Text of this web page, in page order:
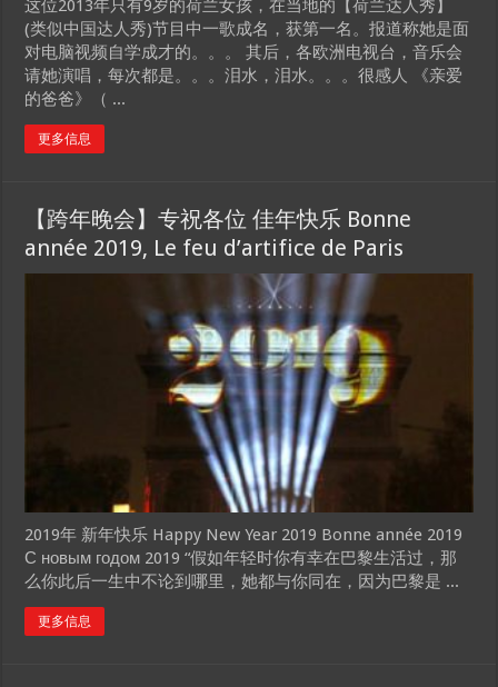
这位2013年只有9岁的荷兰女孩，在当地的【荷兰达人秀】
(类似中国达人秀)节目中一歌成名，获第一名。报道称她是面
对电脑视频自学成才的。。。 其后，各欧洲电视台，音乐会
请她演唱，每次都是。。。泪水，泪水。。。很感人 《亲爱
的爸爸》（ ...
更多信息
【跨年晚会】专祝各位 佳年快乐 Bonne
année 2019, Le feu d’artifice de Paris
2019年 新年快乐 Happy New Year 2019 Bonne année 2019
С новым годом 2019 “假如年轻时你有幸在巴黎生活过，那
么你此后一生中不论到哪里，她都与你同在，因为巴黎是 ...
更多信息